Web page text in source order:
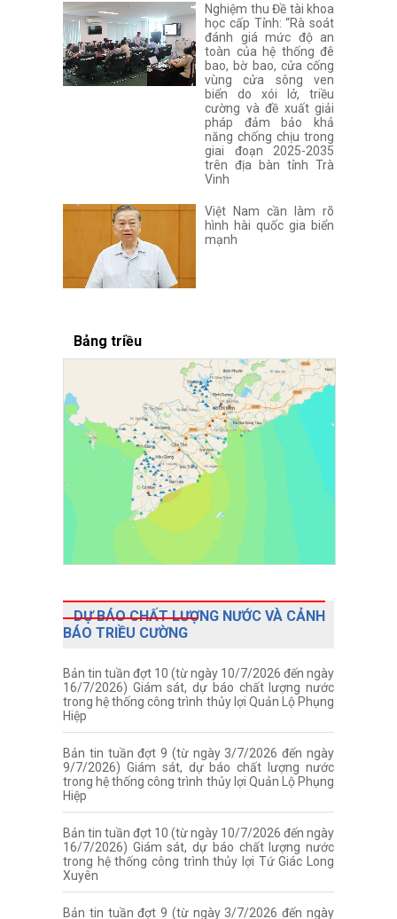
Nghiệm thu Đề tài khoa
học cấp Tỉnh: “Rà soát
đánh giá mức độ an
toàn của hệ thống đê
bao, bờ bao, cửa cống
vùng cửa sông ven
biển do xói lở, triều
cường và đề xuất giải
pháp đảm bảo khả
năng chống chịu trong
giai đoạn 2025-2035
trên địa bàn tỉnh Trà
Vinh
Việt Nam cần làm rõ
hình hài quốc gia biển
mạnh
Bảng triều
DỰ BÁO CHẤT LƯỢNG NƯỚC VÀ CẢNH
BÁO TRIỀU CƯỜNG
Bản tin tuần đợt 10 (từ ngày 10/7/2026 đến ngày
16/7/2026) Giám sát, dự báo chất lượng nước
trong hệ thống công trình thủy lợi Quản Lộ Phụng
Hiệp
Bản tin tuần đợt 9 (từ ngày 3/7/2026 đến ngày
9/7/2026) Giám sát, dự báo chất lượng nước
trong hệ thống công trình thủy lợi Quản Lộ Phụng
Hiệp
Bản tin tuần đợt 10 (từ ngày 10/7/2026 đến ngày
16/7/2026) Giám sát, dự báo chất lượng nước
trong hệ thống công trình thủy lợi Tứ Giác Long
Xuyên
Bản tin tuần đợt 9 (từ ngày 3/7/2026 đến ngày